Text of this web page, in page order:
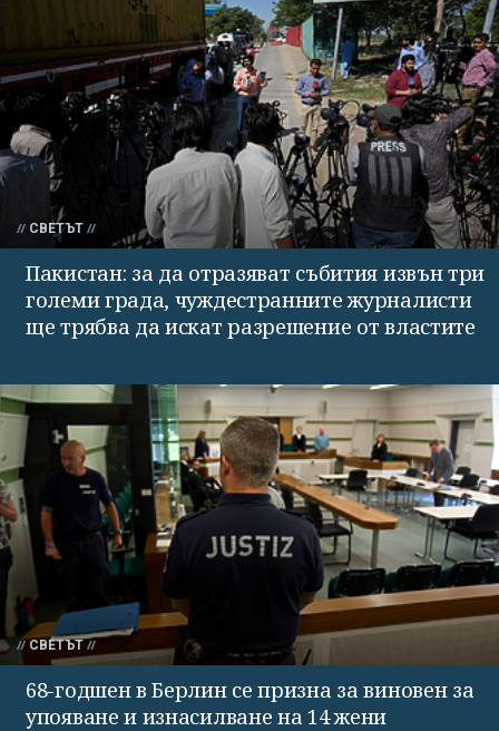
СВЕТЪТ
Пакистан: за да отразяват събития извън три
големи града, чуждестранните журналисти
ще трябва да искат разрешение от властите
СВЕТЪТ
68-годшен в Берлин се призна за виновен за
упояване и изнасилване на 14 жени